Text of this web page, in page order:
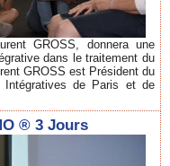
GROSS, donnera une
dans le traitement du
GROSS est Président du
Intégratives de Paris et de
® 3 Jours